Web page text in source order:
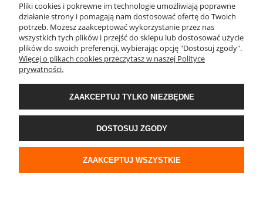
POMOC
DO POBRANIA
O NAS
Pliki cookies i pokrewne im technologie umożliwiają poprawne
działanie strony i pomagają nam dostosować ofertę do Twoich
potrzeb. Możesz zaakceptować wykorzystanie przez nas
wszystkich tych plików i przejść do sklepu lub dostosować użycie
plików do swoich preferencji, wybierając opcję "Dostosuj zgody".
Więcej o plikach cookies przeczytasz w naszej Polityce
prywatności.
ZAAKCEPTUJ TYLKO NIEZBĘDNE
DOSTOSUJ ZGODY
ZAAKCEPTUJ WSZYSTKIE